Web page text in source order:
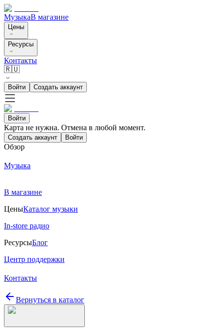
МузыкаВ магазине
Цены
Ресурсы
Контакты
🇷🇺
Войти Создать аккаунт
Войти
Карта не нужна. Отмена в любой момент.
Создать аккаунт Войти
Обзор
Музыка
В магазине
ЦеныКаталог музыки
In-store радио
РесурсыБлог
Центр поддержки
Контакты
Вернуться в каталог